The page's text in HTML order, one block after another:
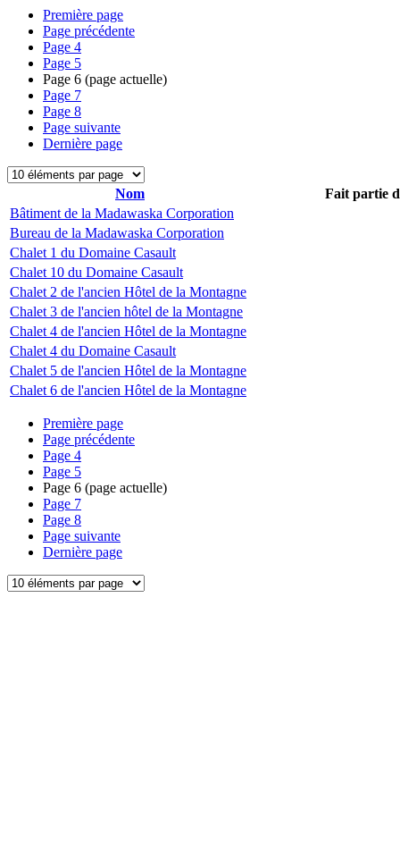
Première page
Page précédente
Page 4
Page 5
Page 6 (page actuelle)
Page 7
Page 8
Page suivante
Dernière page
Nom
Fait partie
Bâtiment de la Madawaska Corporation
Bureau de la Madawaska Corporation
Chalet 1 du Domaine Casault
Chalet 10 du Domaine Casault
Chalet 2 de l'ancien Hôtel de la Montagne
Chalet 3 de l'ancien hôtel de la Montagne
Chalet 4 de l'ancien Hôtel de la Montagne
Chalet 4 du Domaine Casault
Chalet 5 de l'ancien Hôtel de la Montagne
Chalet 6 de l'ancien Hôtel de la Montagne
Première page
Page précédente
Page 4
Page 5
Page 6 (page actuelle)
Page 7
Page 8
Page suivante
Dernière page